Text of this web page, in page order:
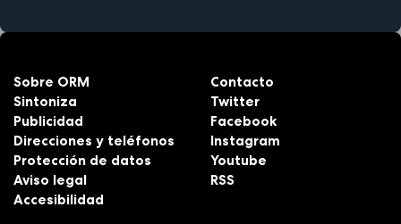
Sobre ORM
Sintoniza
Publicidad
Direcciones y teléfonos
Protección de datos
Aviso legal
Accesibilidad
Contacto
Twitter
Facebook
Instagram
Youtube
RSS